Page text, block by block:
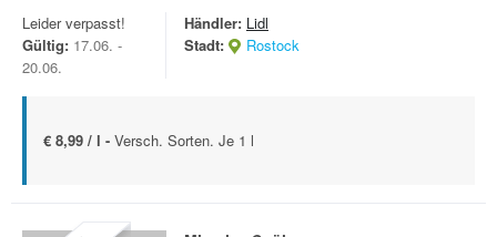
Leider verpasst!
Gültig: 17.06. -
20.06.
Händler: Lidl
Stadt:
Rostock
€ 8,99 / l - Versch. Sorten. Je 1 l